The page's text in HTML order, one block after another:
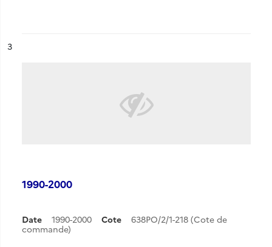
n°
3
1990-2000
Date 1990-2000 Cote
638PO/2/1-218 (Cote de
commande)